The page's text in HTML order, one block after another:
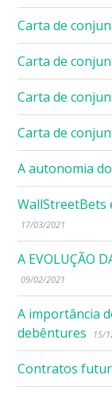
Carta de
Carta de
Carta de
Carta de
A autonomia
WallStreetBets
17/03/2021
A EVOLUÇÃO
09/02/2021
A importância
debêntures
15/
Contratos